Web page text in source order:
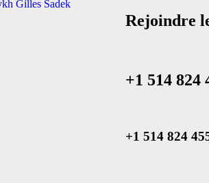
Rejoindre
+1 514 824
+1 514 824